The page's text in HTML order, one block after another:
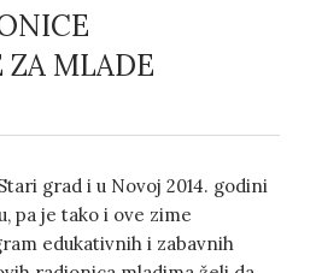
ZA MLADE
grad i u Novoj 2014. godini
pa je tako i ove zime
edukativnih i zabavnih